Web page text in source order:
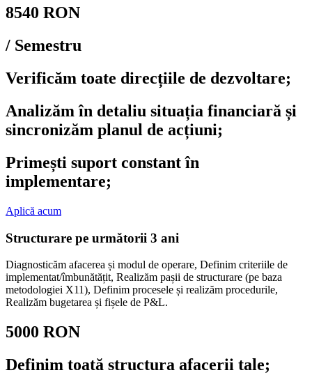
8540 RON
/ Semestru
Verificăm toate direcțiile de dezvoltare;
Analizăm în detaliu situația financiară și
sincronizăm planul de acțiuni;
Primești suport constant în
implementare;
Aplică acum
Structurare pe următorii 3 ani
Diagnosticăm afacerea și modul de operare, Definim criteriile de
implementat/îmbunătățit, Realizăm pașii de structurare (pe baza
metodologiei X11), Definim procesele și realizăm procedurile,
Realizăm bugetarea și fișele de P&L.
5000 RON
Definim toată structura afacerii tale;